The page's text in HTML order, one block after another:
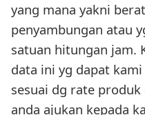
yang mana yakni
penyambungan atau
satuan hitungan jam.
data ini yg dapat
sesuai dg rate
anda ajukan kepada